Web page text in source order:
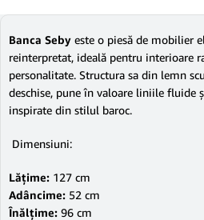
Banca Seby este o piesă de mobilier
reinterpretat, ideală pentru interioare
personalitate. Structura sa din lemn
deschise, pune în valoare liniile fluide
inspirate din stilul baroc.
Dimensiuni:
Lățime: 127 cm
Adâncime: 52 cm
Înălțime: 96 cm